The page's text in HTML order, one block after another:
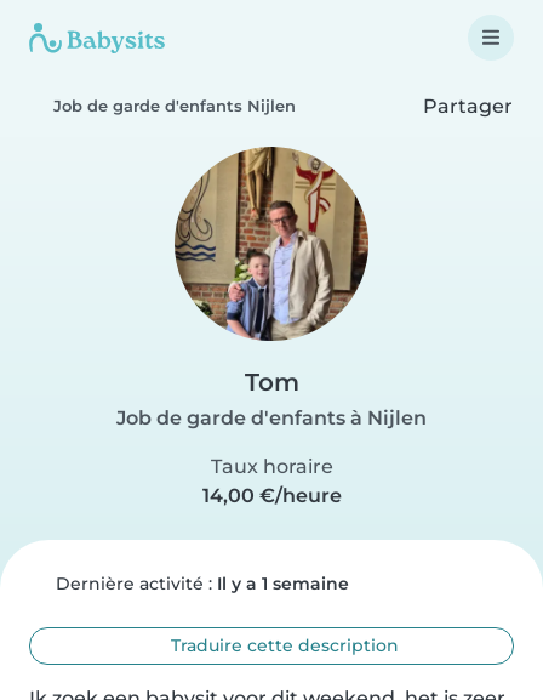
Job de garde d'enfants Nijlen Partager
Tom
Job de garde d'enfants à Nijlen
Taux horaire
14,00 €/heure
Dernière activité : Il y a 1 semaine
Traduire cette description